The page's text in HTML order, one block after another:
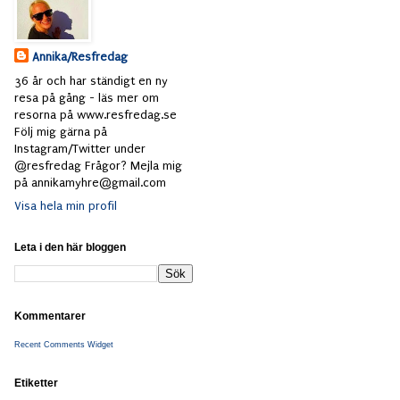
Annika/Resfredag
36 år och har ständigt en ny
resa på gång - läs mer om
resorna på www.resfredag.se
Följ mig gärna på
Instagram/Twitter under
@resfredag Frågor? Mejla mig
på annikamyhre@gmail.com
Visa hela min profil
Leta i den här bloggen
Kommentarer
Recent Comments Widget
Etiketter